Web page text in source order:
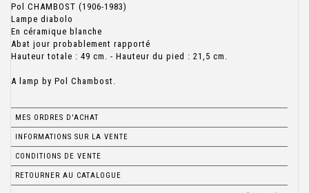
Pol CHAMBOST (1906-1983)
Lampe diabolo
En céramique blanche
Abat jour probablement rapporté
Hauteur totale : 49 cm. - Hauteur du pied : 21,5 cm.
A lamp by Pol Chambost.
MES ORDRES D'ACHAT
INFORMATIONS SUR LA VENTE
CONDITIONS DE VENTE
RETOURNER AU CATALOGUE